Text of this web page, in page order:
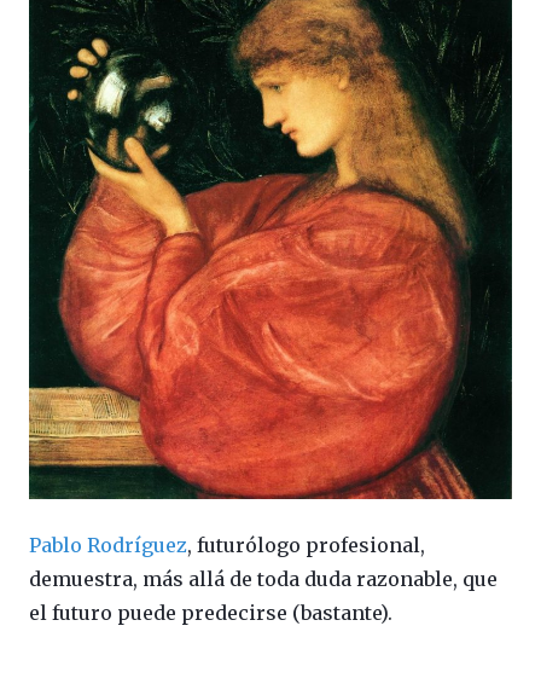
Pablo Rodríguez, futurólogo profesional,
demuestra, más allá de toda duda razonable, que
el futuro puede predecirse (bastante).